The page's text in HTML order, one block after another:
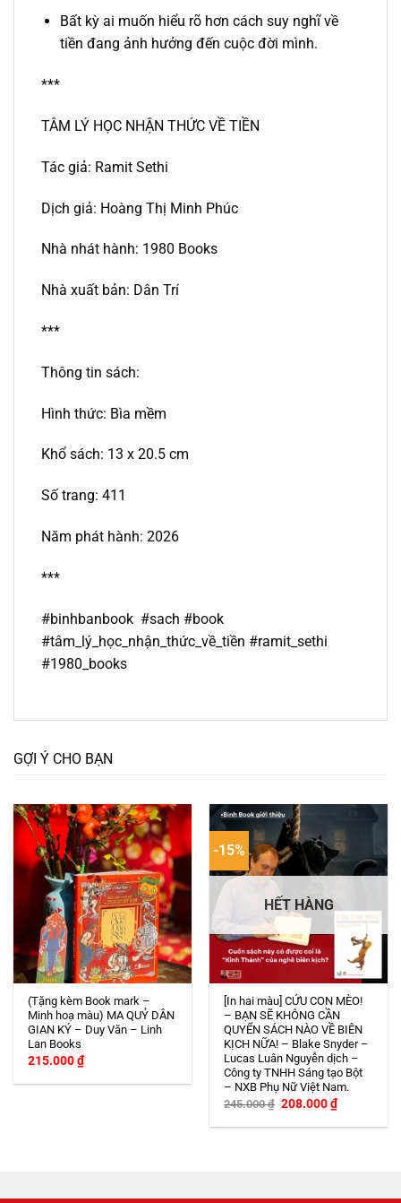
Bất kỳ ai muốn hiểu rõ hơn cách suy nghĩ về
tiền đang ảnh hưởng đến cuộc đời mình.
***
TÂM LÝ HỌC NHẬN THỨC VỀ TIỀN
Tác giả: Ramit Sethi
Dịch giả: Hoàng Thị Minh Phúc
Nhà nhát hành: 1980 Books
Nhà xuất bản: Dân Trí
***
Thông tin sách:
Hình thức: Bìa mềm
Khổ sách: 13 x 20.5 cm
Số trang: 411
Năm phát hành: 2026
***
#binhbanbook #sach #book
#tâm_lý_học_nhận_thức_về_tiền #ramit_sethi
#1980_books
GỢI Ý CHO BẠN
(Tặng kèm Book mark –
Minh hoạ màu) MA QUỶ DÂN
GIAN KÝ – Duy Văn – Linh
Lan Books
215.000₫
-15%
HẾT HÀNG
[In hai màu] CỨU CON MÈO!
– BẠN SẼ KHÔNG CẦN
QUYỂN SÁCH NÀO VỀ BIÊN
KỊCH NỮA! – Blake Snyder –
Lucas Luân Nguyễn dịch –
Công ty TNHH Sáng tạo Bột
– NXB Phụ Nữ Việt Nam.
245.000₫ Giá
là:
208.000₫Giá
hiện
tại